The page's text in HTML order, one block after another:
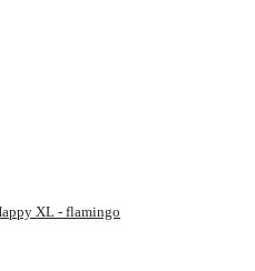
XL - flamingo